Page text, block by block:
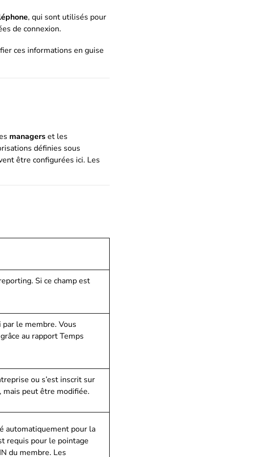
, qui sont utilisés pour
de connexion.
ces informations en guise
managerset les
définies sous
être configurées ici. Les
Si ce champ est
le membre. Vous
au rapport Temps
ou s’est inscrit sur
mais peut être modifiée.
automatiquement pour la
requis pour le pointage
du membre. Les